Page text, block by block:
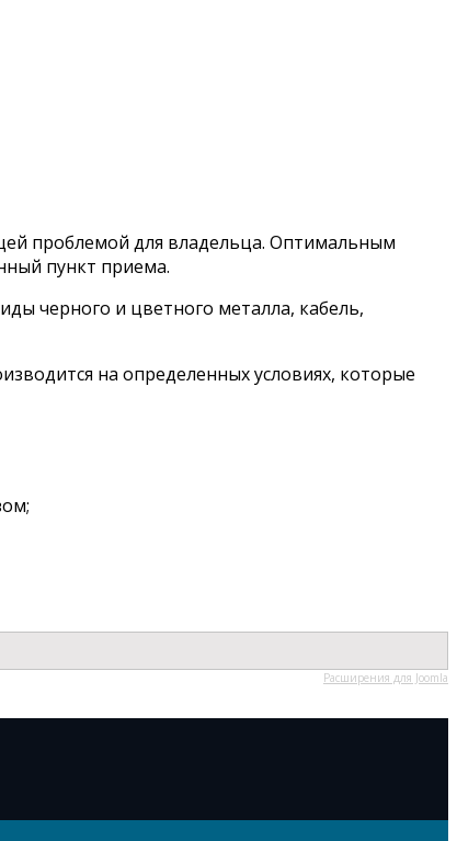
проблемой для владельца. Оптимальным
пункт приема.
черного и цветного металла, кабель,
на определенных условиях, которые
Расширения для Joomla